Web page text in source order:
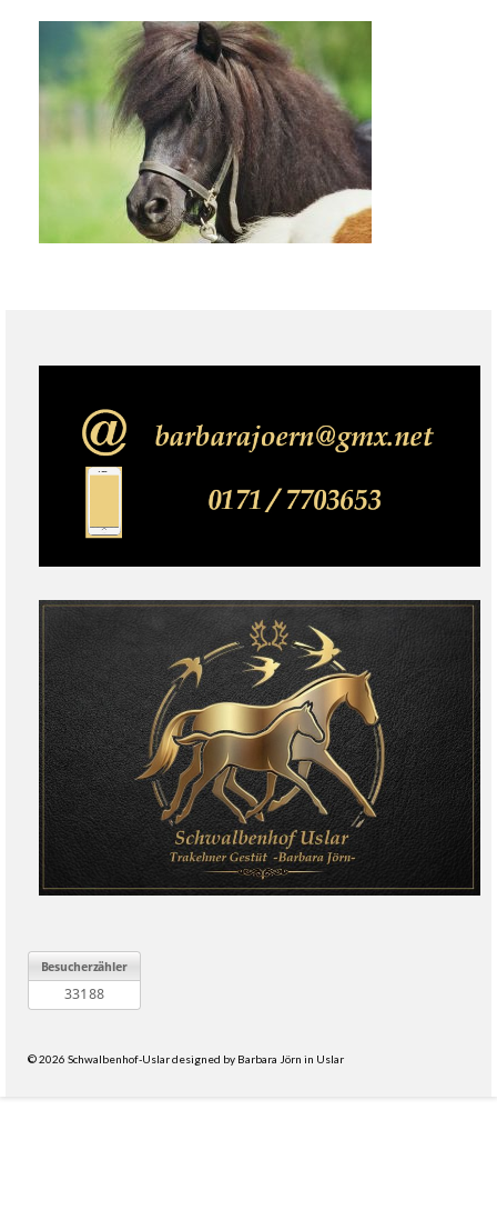
© 2026 Schwalbenhof-Uslar designed by Barbara Jörn in Uslar